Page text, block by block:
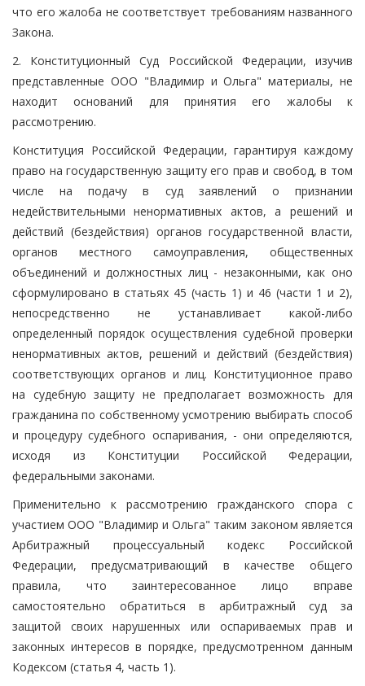
что его жалоба не соответствует требованиям названного
Закона.
2. Конституционный Суд Российской Федерации, изучив
представленные ООО "Владимир и Ольга" материалы, не
находит оснований для принятия его жалобы к
рассмотрению.
Конституция Российской Федерации, гарантируя каждому
право на государственную защиту его прав и свобод, в том
числе на подачу в суд заявлений о признании
недействительными ненормативных актов, а решений и
действий (бездействия) органов государственной власти,
органов местного самоуправления, общественных
объединений и должностных лиц - незаконными, как оно
сформулировано в статьях 45 (часть 1) и 46 (части 1 и 2),
непосредственно не устанавливает какой-либо
определенный порядок осуществления судебной проверки
ненормативных актов, решений и действий (бездействия)
соответствующих органов и лиц. Конституционное право
на судебную защиту не предполагает возможность для
гражданина по собственному усмотрению выбирать способ
и процедуру судебного оспаривания, - они определяются,
исходя из Конституции Российской Федерации,
федеральными законами.
Применительно к рассмотрению гражданского спора с
участием ООО "Владимир и Ольга" таким законом является
Арбитражный процессуальный кодекс Российской
Федерации, предусматривающий в качестве общего
правила, что заинтересованное лицо вправе
самостоятельно обратиться в арбитражный суд за
защитой своих нарушенных или оспариваемых прав и
законных интересов в порядке, предусмотренном данным
Кодексом (статья 4, часть 1).